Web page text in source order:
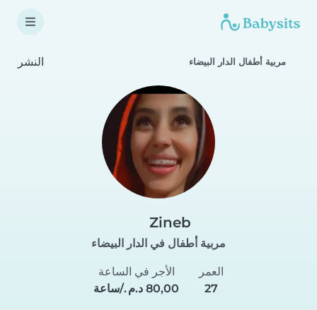
مربية أطفال الدار البيضاء النشر
Zineb
مربية أطفال في الدار البيضاء
العمر
27
الأجر في الساعة